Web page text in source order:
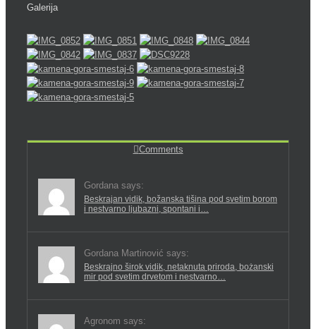
Galerija
Comments
Gordana says:
Beskrajan vidik, božanska tišina pod svetim borom
i nestvarno ljubazni, spontani i…
Gordana Martinović says:
Beskrajno širok vidik, netaknuta priroda, bożanski
mir pod svetim drvetom i nestvarno…
Agronom says: